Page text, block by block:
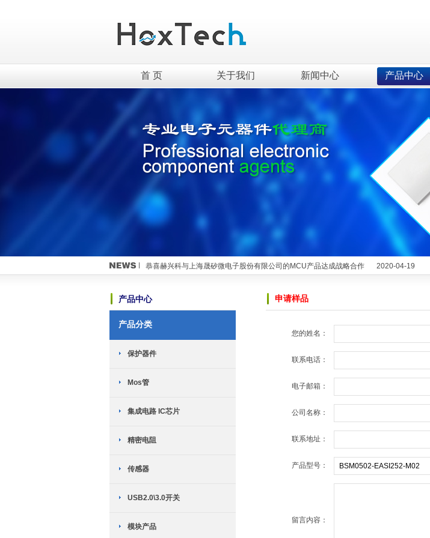
首 页 关于我们 新闻中心 产品中心
英集芯移动电源新国标全套解决方案介绍
TWS充电仓解决方案------快速恢复能量，提升续航体验
恭喜赫兴科与上海晟矽微电子股份有限公司的MCU产品达成战略合作
2020-04-19
恭喜赫兴科与台湾迅杰（ENE）达成战略合作
2018-11-15
英集芯移动电源新国标全套解决方案介绍
TWS充电仓解决方案------快速恢复能量，提升续航体验
恭喜赫兴科与MST美加的霍尔传感器产品达成战略合作
2021-08-08
恭喜赫兴科与ICM创芯微的锂电保护IC产品达成战略合作
可能是世界上最小的锂电池充电芯片-HP4059
2019-04-22
2019-04-22
恭喜赫兴科与台湾迅杰（ENE）达成战略合作
2018-11-15
产品中心
产品分类
保护器件
Mos管
集成电路 IC芯片
精密电阻
传感器
USB2.0\3.0开关
模块产品
申请样品
您的姓名：
联系电话：
电子邮箱：
公司名称：
联系地址：
产品型号：
留言内容：